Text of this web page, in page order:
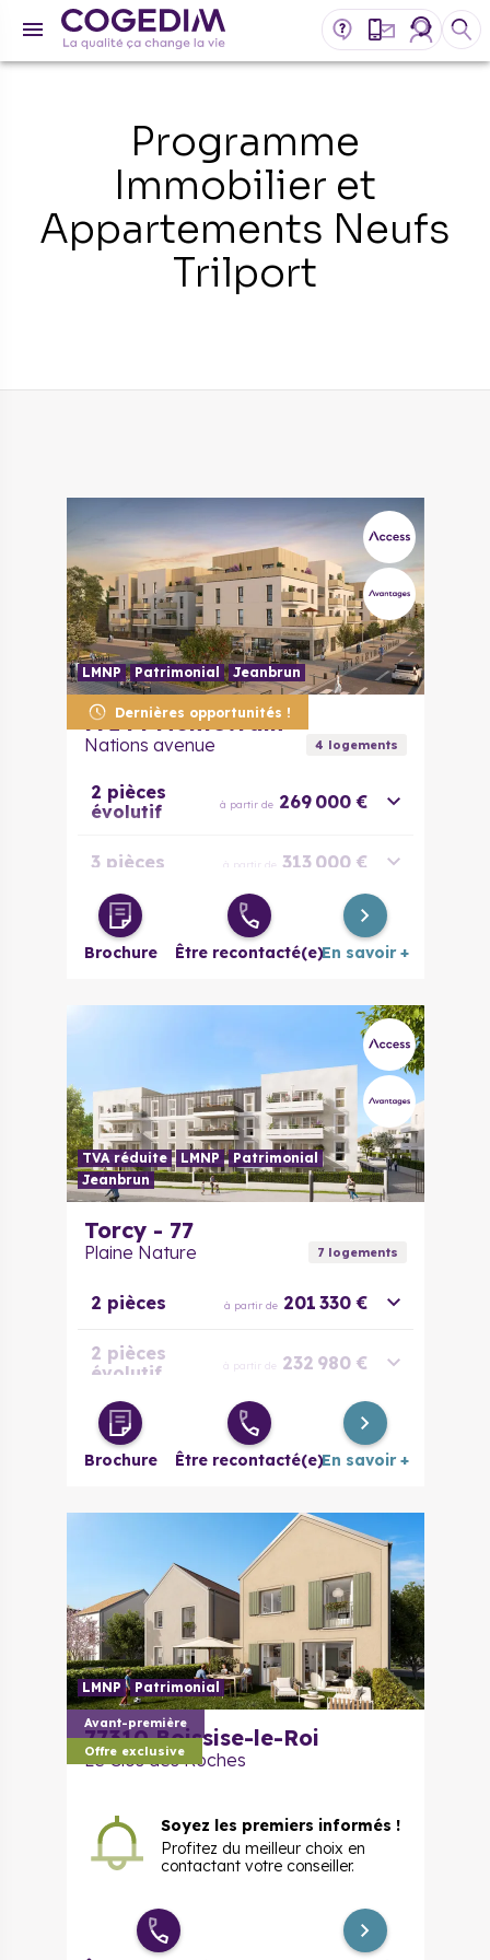
Programme
Immobilier et
Appartements Neufs
Trilport
Dernières opportunités !
LMNP Patrimonial Jeanbrun
77144 Montévrain
Nations avenue 4 logements
2 pièces
évolutif
à partir de 269 000 €
3 pièces à partir de 313 000 €
4 pièces à partir de 421 000 €
Brochure Être recontacté(e)En savoir +
TVA réduite LMNP
Patrimonial
Jeanbrun
Torcy - 77
Plaine Nature 7logements
2 pièces à partir de 201 330 €
2 pièces
évolutif
à partir de 232 980 €
3 pièces à partir de 271 663 €
Brochure Être recontacté(e)En savoir +
Avant-première
Offre exclusive
LMNP Patrimonial
77310 Boissise-le-Roi
Le Clos des Roches
Soyez les premiers informés !
Profitez du meilleur choix en
contactant votre conseiller.